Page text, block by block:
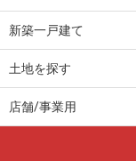
新築一戸建て
土地を探す
店舗/事業用